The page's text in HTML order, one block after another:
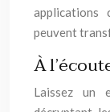
applications
peuvent
À
Laissez un